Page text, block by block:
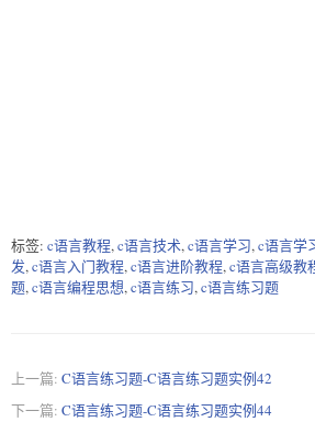
标签: c语言教程, c语言技术, c语言学习, c语言学
发, c语言入门教程, c语言进阶教程, c语言高级教
题, c语言编程思想, c语言练习, c语言练习题
上一篇: C语言练习题-C语言练习题实例42
下一篇: C语言练习题-C语言练习题实例44